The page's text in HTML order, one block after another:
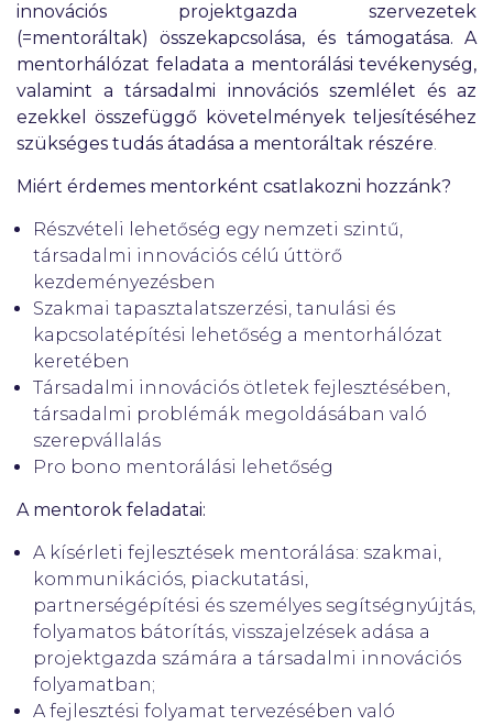
innovációs projektgazda szervezetek
(=mentoráltak) összekapcsolása, és támogatása. A
mentorhálózat feladata a mentorálási tevékenység,
valamint a társadalmi innovációs szemlélet és az
ezekkel összefüggő követelmények teljesítéséhez
szükséges tudás átadása a mentoráltak részére.
Miért érdemes mentorként csatlakozni hozzánk?
Részvételi lehetőség egy nemzeti szintű,
társadalmi innovációs célú úttörő
kezdeményezésben
Szakmai tapasztalatszerzési, tanulási és
kapcsolatépítési lehetőség a mentorhálózat
keretében
Társadalmi innovációs ötletek fejlesztésében,
társadalmi problémák megoldásában való
szerepvállalás
Pro bono mentorálási lehetőség
A mentorok feladatai:
A kísérleti fejlesztések mentorálása: szakmai,
kommunikációs, piackutatási,
partnerségépítési és személyes segítségnyújtás,
folyamatos bátorítás, visszajelzések adása a
projektgazda számára a társadalmi innovációs
folyamatban;
A fejlesztési folyamat tervezésében való